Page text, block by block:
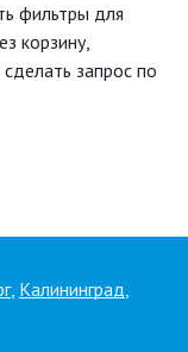
фильтры для
корзину,
сделать запрос по
, Калининград,